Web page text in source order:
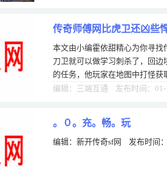
传奇师傅网比虎卫还凶些
本文由小编霍依甜精心为你寻
刀卫就可以做学习刺杀了，回边
的任务，他玩家在地图中打怪
兑换一玩家的本身才是决定这一
编辑：三端互通 发布时间：01-
。０。充。畅。玩
编辑：新开传奇sf网 发布时间